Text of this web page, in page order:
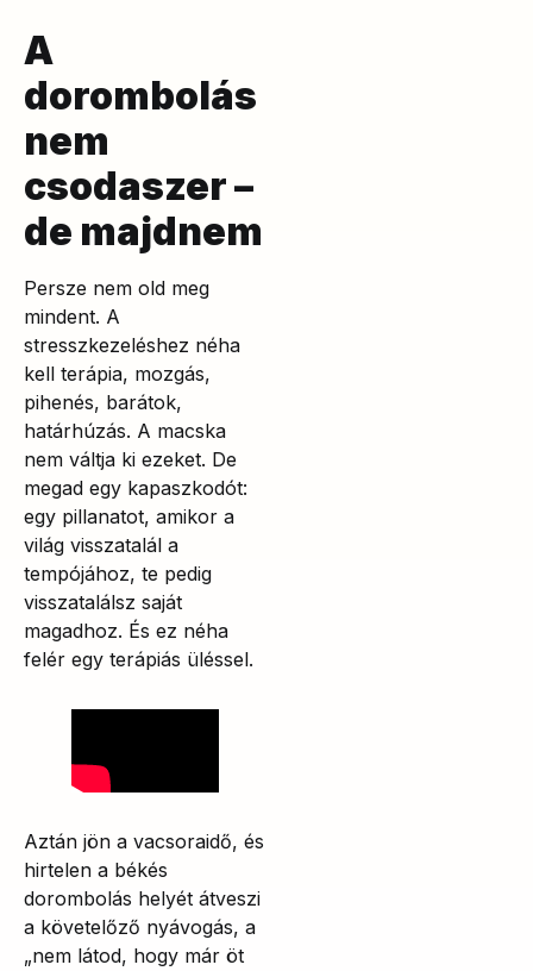
A
dorombolás
nem
csodaszer –
de majdnem
Persze nem old meg
mindent. A
stresszkezeléshez néha
kell terápia, mozgás,
pihenés, barátok,
határhúzás. A macska
nem váltja ki ezeket. De
megad egy kapaszkodót:
egy pillanatot, amikor a
világ visszatalál a
tempójához, te pedig
visszatalálsz saját
magadhoz. És ez néha
felér egy terápiás üléssel.
Aztán jön a vacsoraidő, és
hirtelen a békés
dorombolás helyét átveszi
a követelőző nyávogás, a
„nem látod, hogy már öt